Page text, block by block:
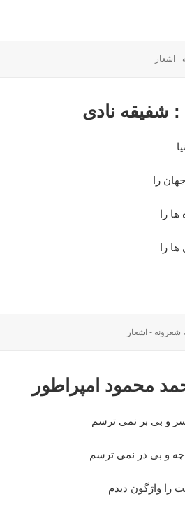
محمد اسحاق ثنا
- اشعار
شفیقه نادی
را
را
را
: شفیقه نادی
، شعرونه - اشعار
محمود امپراطور
و بی بر نمی ترسم
چه و بی در نمی ترسم
را واژگون دیدم